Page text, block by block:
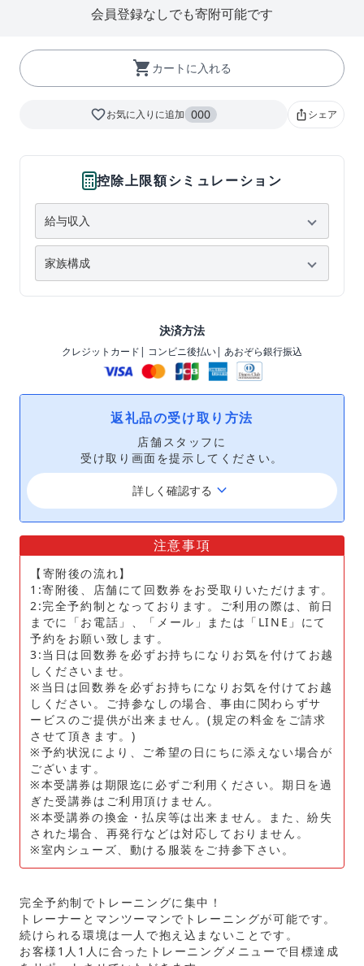
会員登録なしでも寄附可能です
shopping_cart カートに入れる
favorite_borderお気に入りに追加 000 ios_shareシェア
控除上限額シミュレーション
決済方法
クレジットカード| コンビニ後払い| あおぞら銀行振込
返礼品の受け取り方法
店舗スタッフに
受け取り画面を提示してください。
詳しく確認する keyboard_arrow_down
注意事項
【寄附後の流れ】
1:寄附後、店舗にて回数券をお受取りいただけます。
2:完全予約制となっております。ご利用の際は、前日
までに「お電話」、「メール」または「LINE」にて
予約をお願い致します。
3:当日は回数券を必ずお持ちになりお気を付けてお越
しくださいませ。
※当日は回数券を必ずお持ちになりお気を付けてお越
しください。ご持参なしの場合、事由に関わらずサ
ービスのご提供が出来ません。(規定の料金をご請求
させて頂きます。)
※予約状況により、ご希望の日にちに添えない場合が
ございます。
※本受講券は期限迄に必ずご利用ください。期日を過
ぎた受講券はご利用頂けません。
※本受講券の換金・払戻等は出来ません。また、紛失
された場合、再発行などは対応しておりません。
※室内シューズ、動ける服装をご持参下さい。
完全予約制でトレーニングに集中！
トレーナーとマンツーマンでトレーニングが可能です。
続けられる環境は一人で抱え込まないことです。
お客様1人1人に合ったトレーニングメニューで目標達成